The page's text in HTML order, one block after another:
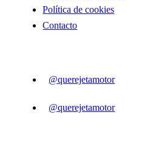
Política de cookies
Contacto
@querejetamotor
@querejetamotor